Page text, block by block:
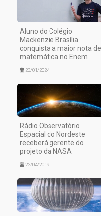
Aluno do Colégio
Mackenzie Brasília
conquista a maior nota de
matemática no Enem
23/01/2024
Rádio Observatório
Espacial do Nordeste
receberá gerente do
projeto da NASA
22/04/2019